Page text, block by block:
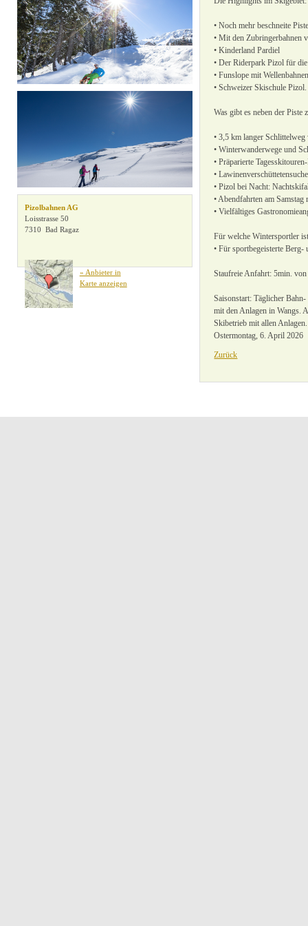
» Alle Filter zurücksetzen
Pizolbahnen AG
Loisstrasse 50
7310 Bad Ragaz
» Anbieter in
Karte anzeigen
• Noch mehr beschneite
• Mit den Zubringerbahnen
• Kinderland Pardiel
• Der Riderpark Pizol für
• Funslope mit
• Schweizer Skischule Pizol.
Was gibt es neben der Piste
• 3,5 km langer
• Winterwanderwege und
• Präparierte
•
• Pizol bei Nacht:
• Abendfahrten am
• Vielfältiges
Für welche Wintersportler
• Für sportbegeisterte Berg-
Staufreie Anfahrt: 5min.
Saisonstart: Täglicher
mit den Anlagen in Wangs.
Skibetrieb mit allen
Ostermontag, 6. April 2026
Zurück